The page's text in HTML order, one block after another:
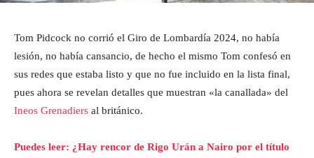
Tom Pidcock no corrió el Giro de Lombardía 2024, no había
lesión, no había cansancio, de hecho el mismo Tom confesó en
sus redes que estaba listo y que no fue incluido en la lista final,
pues ahora se revelan detalles que muestran «la canallada» del
Ineos Grenadiers al británico.
Puedes leer: ¿Hay rencor de Rigo Urán a Nairo por el título